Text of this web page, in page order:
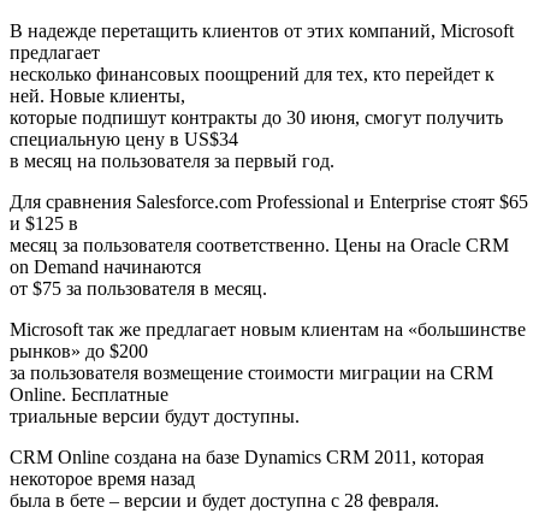
В надежде перетащить клиентов от этих компаний, Microsoft
предлагает
несколько финансовых поощрений для тех, кто перейдет к
ней. Новые клиенты,
которые подпишут контракты до 30 июня, смогут получить
специальную цену в US$34
в месяц на пользователя за первый год.
Для сравнения Salesforce.com Professional и Enterprise стоят $65
и $125 в
месяц за пользователя соответственно. Цены на Oracle CRM
on Demand начинаются
от $75 за пользователя в месяц.
Microsoft так же предлагает новым клиентам на «большинстве
рынков» до $200
за пользователя возмещение стоимости миграции на CRM
Online. Бесплатные
триальные версии будут доступны.
CRM Online создана на базе Dynamics CRM 2011, которая
некоторое время назад
была в бете – версии и будет доступна с 28 февраля.